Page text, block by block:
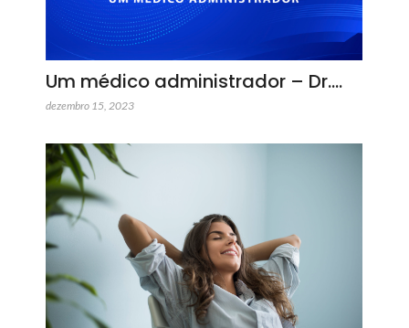
Um médico administrador – Dr.…
dezembro 15, 2023